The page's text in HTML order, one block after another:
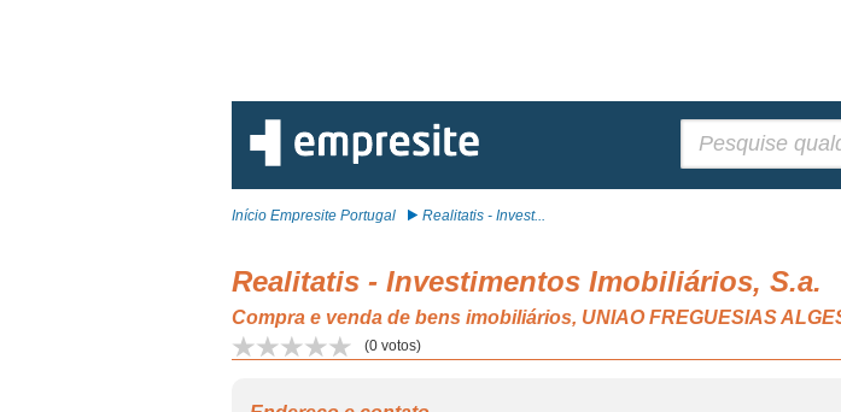
Início Empresite Portugal Realitatis - Invest...
Realitatis - Investimentos Imobiliários, S.a.
Compra e venda de bens imobiliários, UNIAO FREGUESIAS
(0 votos)